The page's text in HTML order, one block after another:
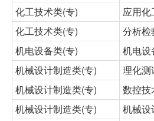
化工技术类(专)
应用
化工技术类(专)
分析检
机电设备类(专)
机电设
机械设计制造类(专)
理化测
机械设计制造类(专)
数控技
机械设计制造类(专)
机械设